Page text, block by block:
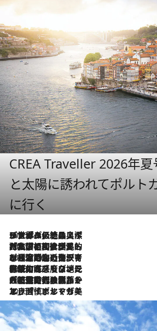
CREA Traveller 2026年
と太陽に誘われてポルト
に行く
2026.8.8
リスボンの絶品スイーツ「パステル・デ・ナタ」とは？ポルトガル伝統の奥深い世界へ
2026.7.27
「私の祖国はポルトガル語です」国民的詩人フェルナンド・ペソアと、彼が愛した文学の街を歩く
2026.7.26
ポルトガル近海が育む極上の海の幸。キリリと冷えた白ワインと愉しむ、シーフード専門店の贅沢
2026.7.22
伝統の味をモダンに昇華。高感度な地元客が集う、リスボンの最旬ガストロノミー
2026.7.21
大航海時代の栄華から、震災、独裁、そして革命へ。ポルトガル・首都リスボンの石畳に刻まれた「歴史の光と影」
2026.7.13
エッセイ・ヤマザキマリ「慎ましくも美しき国 ポルトガル」